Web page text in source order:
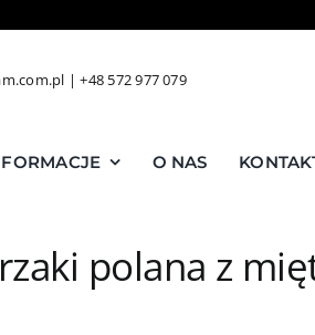
|+48 572 977 079
O NAS
polana z